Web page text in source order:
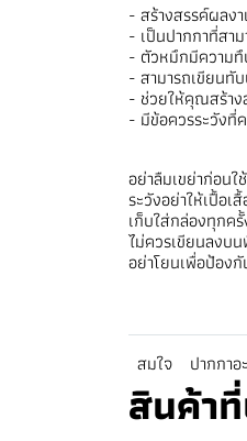
- สร้างสรรค์ผลง
- เป็นปากกาที่สา
- ตัวหมึกมีความทึ
- สามารถเขียนทั
- ช่วยให้คุณสร้าง
- มีข้อควรระวังที่
อย่าลืมเขย่าก่อน
ระวังอย่าให้เปื้อเ
เก็บใส่กล่องทุกค
ไม่ควรเขียนลงบ
อย่าโยนเพื่อป้อง
สมใจ ปากกา
สินค้า